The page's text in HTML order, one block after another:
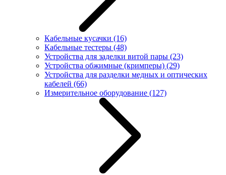
Кабельные кусачки (16)
Кабельные тестеры (48)
Устройства для заделки витой пары (23)
Устройства обжимные (кримперы) (29)
Устройства для разделки медных и оптических
кабелей (66)
Измерительное оборудование (127)